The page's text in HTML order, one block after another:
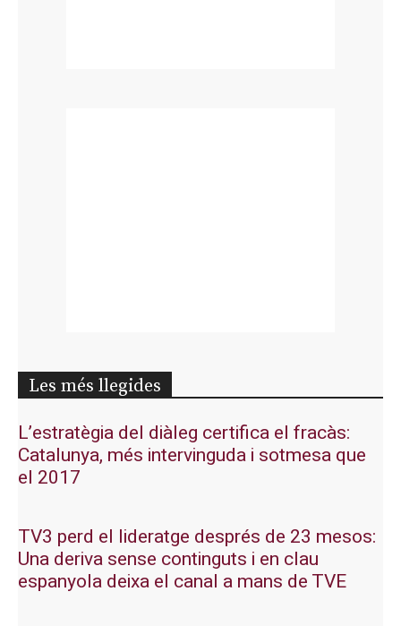
Les més llegides
L’estratègia del diàleg certifica el fracàs:
Catalunya, més intervinguda i sotmesa que
el 2017
TV3 perd el lideratge després de 23 mesos:
Una deriva sense continguts i en clau
espanyola deixa el canal a mans de TVE